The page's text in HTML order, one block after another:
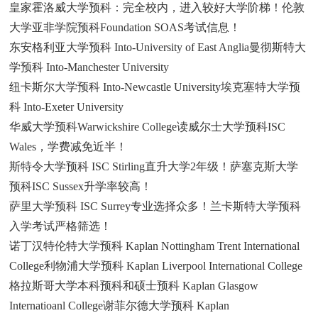
皇家霍洛威大学预科：完全校内，进入较好大学阶梯！伦敦
大学亚非学院预科Foundation SOAS考试信息！
东安格利亚大学预科 Into-University of East Anglia曼彻斯特大
学预科 Into-Manchester University
纽卡斯尔大学预科 Into-Newcastle University埃克塞特大学预
科 Into-Exeter University
华威大学预科Warwickshire College读威尔士大学预科ISC
Wales，学费减免近半！
斯特令大学预科 ISC Stirling直升大学2年级！萨塞克斯大学
预科ISC Sussex升学率较高！
萨里大学预科 ISC Surrey专业选择众多！兰卡斯特大学预科
入学考试严格筛选！
诺丁汉特伦特大学预科 Kaplan Nottingham Trent International
College利物浦大学预科 Kaplan Liverpool International College
格拉斯哥大学本科预科和硕士预科 Kaplan Glasgow
Internatioanl College谢菲尔德大学预科 Kaplan